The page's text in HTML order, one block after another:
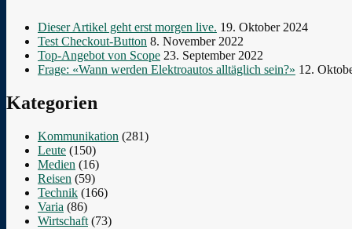
Dieser Artikel geht erst morgen live. 19. Oktober 2024
Test Checkout-Button 8. November 2022
Top-Angebot von Scope 23. September 2022
Frage: «Wann werden Elektroautos alltäglich sein?» 12.
Kategorien
Kommunikation (281)
Leute (150)
Medien (16)
Reisen (59)
Technik (166)
Varia (86)
Wirtschaft (73)